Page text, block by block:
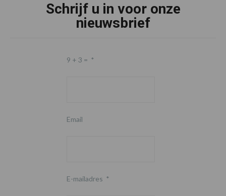
Schrijf u in voor onze
nieuwsbrief
9 + 3 = *
Email
E-mailadres *